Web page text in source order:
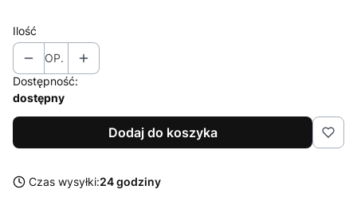
Ilość
OP.
Dostępność:
dostępny
Dodaj do koszyka
Czas wysyłki:24 godziny